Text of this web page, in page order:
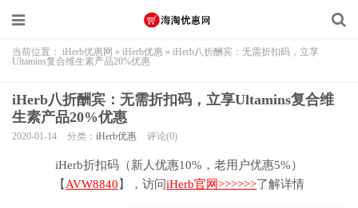
当前位置： iHerb优惠网 » iHerb优惠 » iHerb八折酬宾：无需折扣码，立享
Ultamins复合维生素产品20%优惠
iHerb八折酬宾：无需折扣码，立享Ultamins复合维
生素产品20%优惠
2020-01-14 分类： iHerb优惠 评论(0)
iHerb折扣码（新人优惠10%，老用户优惠5%）
【 AVW8840 】，访问iHerb官网>>>>>>了解详情